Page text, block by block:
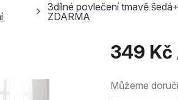
3dílné povlečení tmavě
ZDARMA
349 Kč
cena:
Můžeme